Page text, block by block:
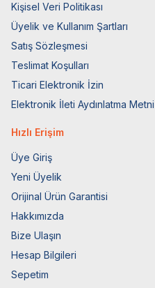
Kişisel Veri Politikası
Üyelik ve Kullanım Şartları
Satış Sözleşmesi
Teslimat Koşulları
Ticari Elektronik İzin
Elektronik İleti Aydınlatma Metni
Hızlı Erişim
Üye Giriş
Yeni Üyelik
Orijinal Ürün Garantisi
Hakkımızda
Bize Ulaşın
Hesap Bilgileri
Sepetim